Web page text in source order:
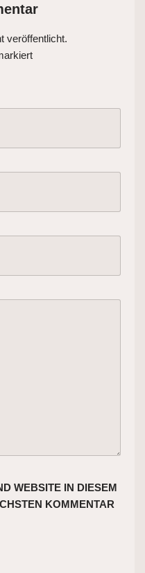
veröffentlicht.
WEBSITE IN DIESEM
KOMMENTAR